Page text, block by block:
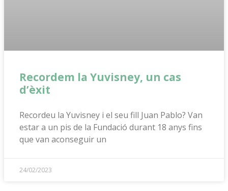
Recordem la Yuvisney, un cas
d’èxit
Recordeu la Yuvisney i el seu fill Juan Pablo? Van
estar a un pis de la Fundació durant 18 anys fins
que van aconseguir un
24/02/2023